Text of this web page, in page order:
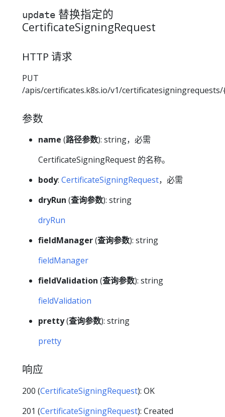
update 替换指定的
CertificateSigningRequest
HTTP 请求
PUT
/apis/certificates.k8s.io/v1/
参数
name (路径参数): string，必需
CertificateSigningRequest 的名称。
body: CertificateSigningRequest，必需
dryRun (查询参数): string
dryRun
fieldManager(查询参数): string
fieldManager
fieldValidation (查询参数): string
fieldValidation
pretty(查询参数): string
pretty
响应
200 (CertificateSigningRequest): OK
201 (CertificateSigningRequest): Created